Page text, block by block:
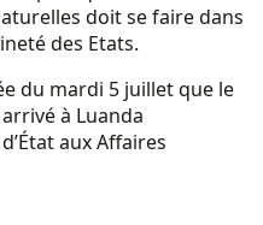
doit se faire dans
des Etats.
du mardi 5 juillet que le
à Luanda
aux Affaires